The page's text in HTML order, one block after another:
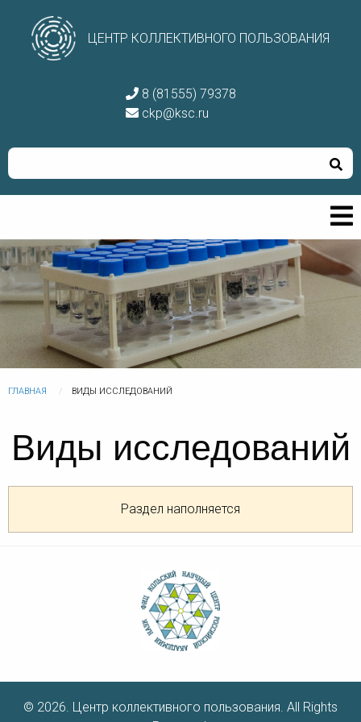
ЦЕНТР КОЛЛЕКТИВНОГО ПОЛЬЗОВАНИЯ
8 (81555) 79378
ckp@ksc.ru
ГЛАВНАЯ ВИДЫ ИССЛЕДОВАНИЙ
Виды исследований
Раздел наполняется
© 2026. Центр коллективного пользования. All Rights